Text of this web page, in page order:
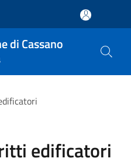
di Cassano
edificatori